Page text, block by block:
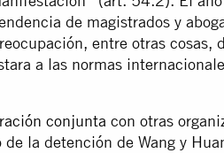
de magistrados y
entre otras cosas,
a las normas
conjunta con otras
la detención de Wang y